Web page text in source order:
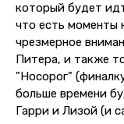
который будет
что есть моменты
чрезмерное
Питера, и также
"Носорог"
больше времени
Гарри и Лизой (и